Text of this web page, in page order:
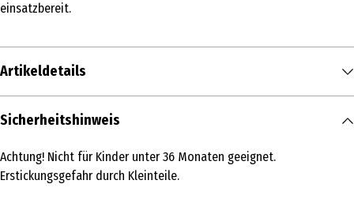
einsatzbereit.
Artikeldetails
Inhalt
Produkttyp
Sicherheitshinweis
Achtung! Nicht für Kinder unter 36 Monaten geeignet.
Erstickungsgefahr durch Kleinteile.